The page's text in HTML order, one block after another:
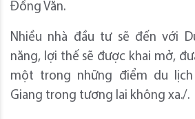
Đồng Văn.
Nhiều nhà đầu tư sẽ đến với
năng, lợi thế sẽ được khai mở,
một trong những điểm du
Giang trong tương lai không xa./.